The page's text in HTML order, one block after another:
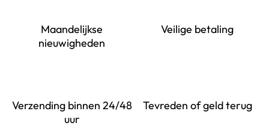
Maandelijkse
nieuwigheden
Veilige betaling
Verzending binnen 24/48
uur
Tevreden of geld terug